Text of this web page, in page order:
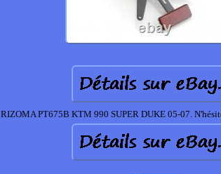
RIZOMA PT675B KTM 990 SUPER DUKE 05-07.